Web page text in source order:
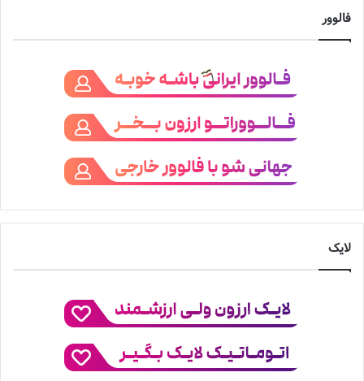
فالوور
لایک